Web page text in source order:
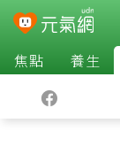
焦點 養生